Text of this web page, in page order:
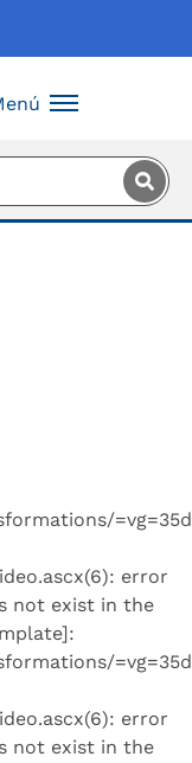
error
not exist in the
error
not exist in the